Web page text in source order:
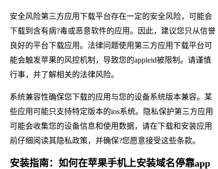
安全风险第三方应用下载平台存在一定的安全风险，可能会
下载到含有病?毒或恶意软件的应用。因此，建议您只从信誉
良好的平台下载应用。法律问题使用第三方应用下载平台可
能会触发苹果的风控机制，导致您的appleid被限制。请谨慎
行事，并了解相关的法律风险。
系统兼容性确保您下载的应用与您的设备系统版本兼容。某
些应用可能只支持特定版本的ios系统。隐私保护第三方应用
可能会收集您的设备信息和使用数据，请在下载和安装应用
前仔细阅读其隐私政策，并确保?您愿意接受这些条款。
安装指南：如何在苹果手机上安装域名停靠app